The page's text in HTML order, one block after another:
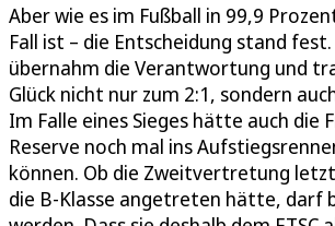
Aber wie es im Fußball in 99,9
Fall ist – die Entscheidung stand
übernahm die Verantwortung und
Glück nicht nur zum 2:1, sondern
Im Falle eines Sieges hätte auch die
Reserve noch mal ins
können. Ob die Zweitvertretung
die B-Klasse angetreten hätte, darf